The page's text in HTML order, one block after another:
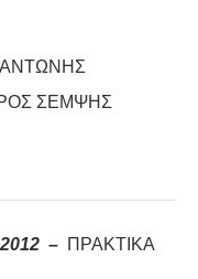
ΣΕΜΨΗΣ
2012 – ΠΡΑΚΤΙΚΑ